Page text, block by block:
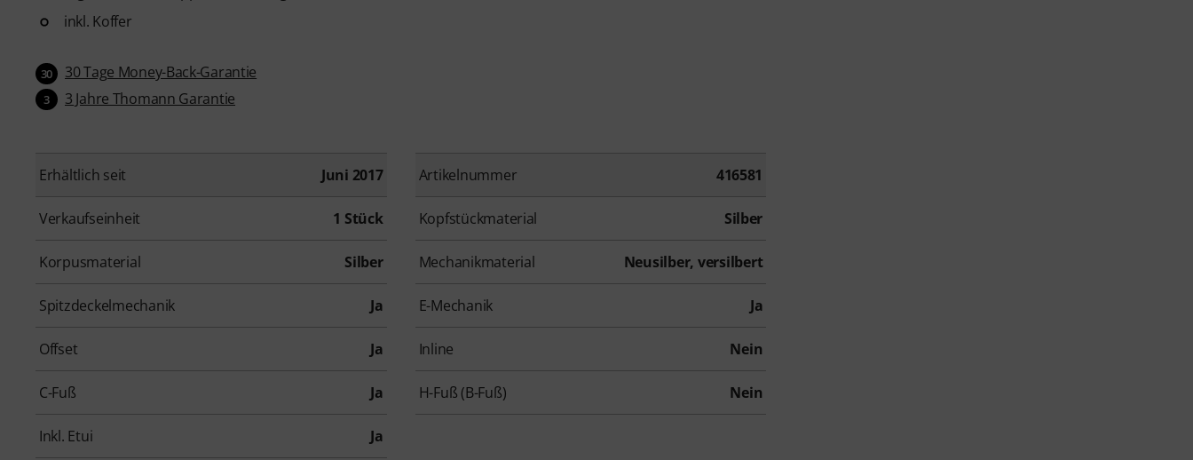
inkl. Koffer
30 30 Tage Money-Back-Garantie
3 3 Jahre Thomann Garantie
Erhältlich seit Juni 2017 Artikelnummer 416581
Verkaufseinheit 1 Stück Kopfstückmaterial Silber
Korpusmaterial Silber Mechanikmaterial Neusilber, versilbert
Spitzdeckelmechanik Ja E-Mechanik Ja
Offset Ja Inline Nein
C-Fuß Ja H-Fuß (B-Fuß) Nein
Inkl. Etui Ja